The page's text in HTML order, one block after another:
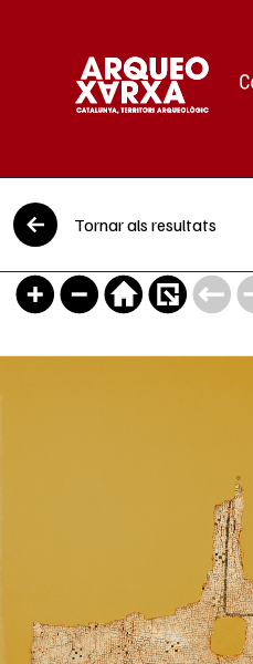
Vés al contingut
Tornar als resultats